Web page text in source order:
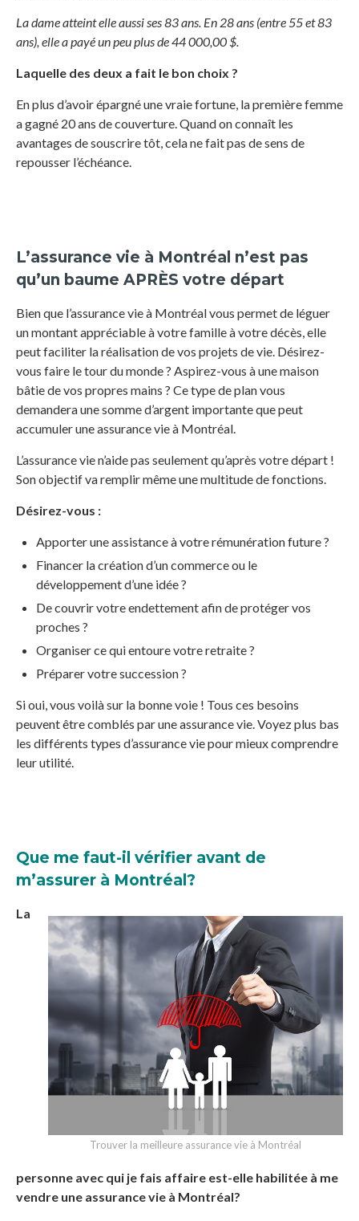
La dame atteint elle aussi ses 83 ans. En 28 ans (entre 55 et 83
ans), elle a payé un peu plus de 44 000,00 $.
Laquelle des deux a fait le bon choix ?
En plus d’avoir épargné une vraie fortune, la première femme
a gagné 20 ans de couverture. Quand on connaît les
avantages de souscrire tôt, cela ne fait pas de sens de
repousser l’échéance.
L’assurance vie à Montréal n’est pas
qu’un baume APRÈS votre départ
Bien que l’assurance vie à Montréal vous permet de léguer
un montant appréciable à votre famille à votre décès, elle
peut faciliter la réalisation de vos projets de vie. Désirez-
vous faire le tour du monde ? Aspirez-vous à une maison
bâtie de vos propres mains ? Ce type de plan vous
demandera une somme d’argent importante que peut
accumuler une assurance vie à Montréal.
L’assurance vie n’aide pas seulement qu’après votre départ !
Son objectif va remplir même une multitude de fonctions.
Désirez-vous :
Apporter une assistance à votre rémunération future ?
Financer la création d’un commerce ou le
développement d’une idée ?
De couvrir votre endettement afin de protéger vos
proches ?
Organiser ce qui entoure votre retraite ?
Préparer votre succession ?
Si oui, vous voilà sur la bonne voie ! Tous ces besoins
peuvent être comblés par une assurance vie. Voyez plus bas
les différents types d’assurance vie pour mieux comprendre
leur utilité.
Que me faut-il vérifier avant de
m’assurer à Montréal?
Trouver la meilleure assurance vie à Montréal
La
personne avec qui je fais affaire est-elle habilitée à me
vendre une assurance vie à Montréal?